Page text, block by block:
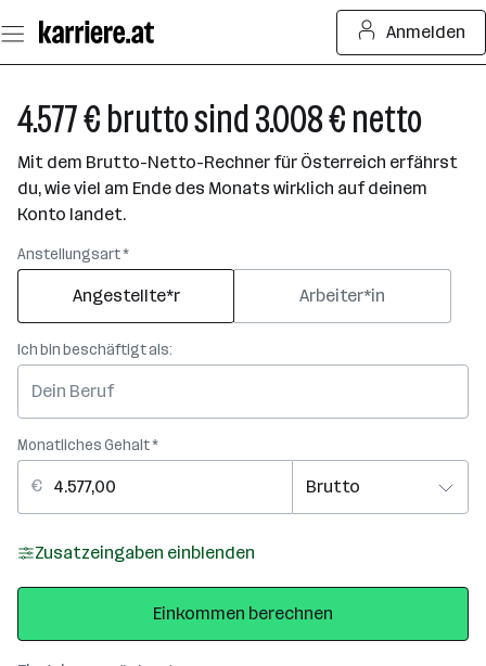
Seiteninhalt
springen
Anmelden
4.577 € brutto sind 3.008 € netto
Mit dem Brutto-Netto-Rechner für Österreich erfährst
du, wie viel am Ende des Monats wirklich auf deinem
Konto landet.
Anstellungsart *
Angestellte*r Arbeiter*in
Ich bin beschäftigt als:
Monatliches Gehalt *
Zusatzeingaben einblenden
Einkommen berechnen